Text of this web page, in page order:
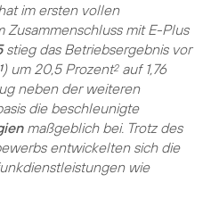
im ersten vollen
Zusammenschluss mit E-Plus
stieg das Betriebsergebnis vor
1) um 20,5 Prozent2auf 1,76
neben der weiteren
die beschleunigte
maßgeblich bei. Trotz des
entwickelten sich die
wie